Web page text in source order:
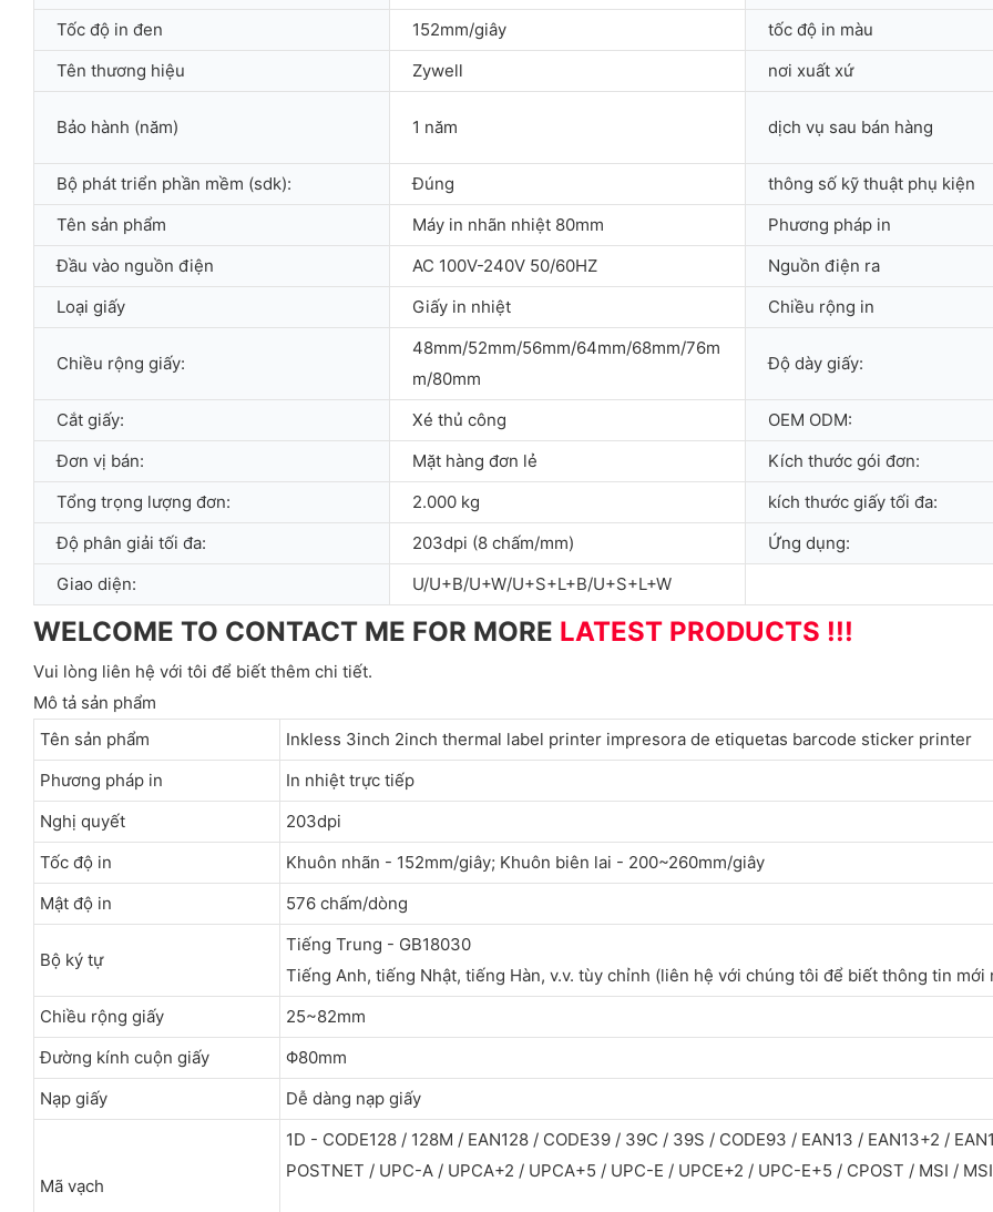
Tốc độ in đen
152mm/giây tốc độ in màu
Tên thương hiệu
Zywell nơi xuất xứ
Bảo hành (năm) 1 năm dịch vụ sau bán hàng
Bộ phát triển phần mềm (sdk):
Đúng thông số kỹ thuật phụ kiện
Tên sản phẩm
Máy in nhãn nhiệt 80mm Phương pháp in
Đầu vào nguồn điện
AC 100V-240V 50/60HZ Nguồn điện ra
Loại giấy
Giấy in nhiệt Chiều rộng in
Chiều rộng giấy:
48mm/52mm/56mm/64mm/68mm/76m
m/80mm
Độ dày giấy:
Cắt giấy: Xé thủ công OEM ODM:
Đơn vị bán:
Mặt hàng đơn lẻ Kích thước gói đơn:
Tổng trọng lượng đơn:
2.000 kg kích thước giấy tối đa:
Độ phân giải tối đa:
203dpi (8 chấm/mm) Ứng dụng:
Giao diện:
U/U+B/U+W/U+S+L+B/U+S+L+W
WELCOME TO CONTACT ME FOR MORE LATEST PRODUCTS !!!
Vui lòng liên hệ với tôi để biết thêm chi tiết.
Mô tả sản phẩm
Tên sản phẩm
Inkless 3inch 2inch thermal label printer impresora de etiquetas barcode sticker printer
Phương pháp in
In nhiệt trực tiếp
Nghị quyết
203dpi
Tốc độ in
Khuôn nhãn - 152mm/giây; Khuôn biên lai - 200~260mm/giây
Mật độ in
576 chấm/dòng
Bộ ký tự
Tiếng Trung - GB18030
Tiếng Anh, tiếng Nhật, tiếng Hàn, v.v. tùy chỉnh (liên hệ với chúng tôi để biết thông tin mới
Chiều rộng giấy
25~82mm
Đường kính cuộn giấy
Φ80mm
Nạp giấy
Dễ dàng nạp giấy
Mã vạch
1D - CODE128 / 128M / EAN128 / CODE39 / 39C / 39S / CODE93 / EAN13 / EAN13+2 /
POSTNET / UPC-A / UPCA+2 / UPCA+5 / UPC-E / UPCE+2 / UPC-E+5 / CPOST / MSI /